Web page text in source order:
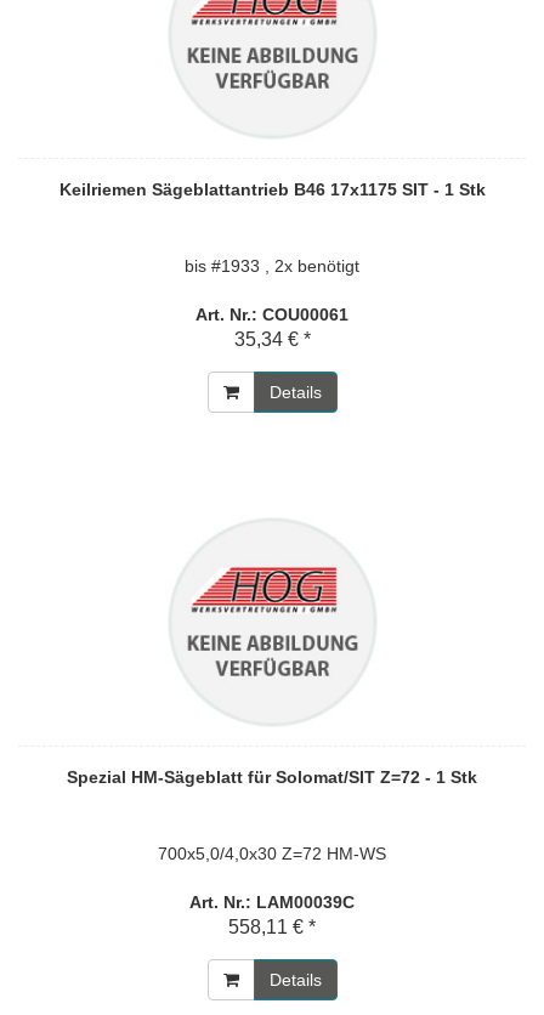
Keilriemen Sägeblattantrieb B46 17x1175 SIT - 1 Stk
bis #1933 , 2x benötigt
Art. Nr.: COU00061
35,34 € *
Details
Spezial HM-Sägeblatt für Solomat/SIT Z=72 - 1 Stk
700x5,0/4,0x30 Z=72 HM-WS
Art. Nr.: LAM00039C
558,11 € *
Details